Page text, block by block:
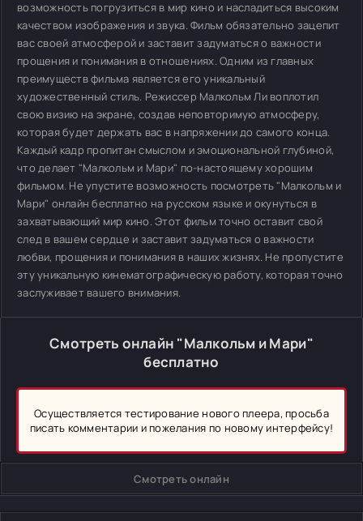
возможность погрузиться в мир кино и насладиться высоким
качеством изображения и звука. Фильм обязательно зацепит
вас своей атмосферой и заставит задуматься о важности
прощения и понимания в отношениях. Одним из главных
преимуществ фильма является его уникальный
художественный стиль. Режиссер Малкольм Ли воплотил
свою визию на экране, создав неповторимую атмосферу,
которая будет держать вас в напряжении до самого конца.
Каждый кадр пропитан смыслом и эмоциональной глубиной,
что делает "Малкольм и Мари" по-настоящему хорошим
фильмом. Не упустите возможность посмотреть "Малкольм и
Мари" онлайн бесплатно на русском языке и окунуться в
захватывающий мир кино. Этот фильм точно оставит свой
след в вашем сердце и заставит задуматься о важности
любви, прощения и понимания в наших жизнях. Не пропустите
эту уникальную кинематографическую работу, которая точно
заслуживает вашего внимания.
Смотреть онлайн "Малкольм и Мари"
бесплатно
Осуществляется тестирование нового плеера, просьба
писать комментарии и пожелания по новому интерфейсу!
Смотреть онлайн